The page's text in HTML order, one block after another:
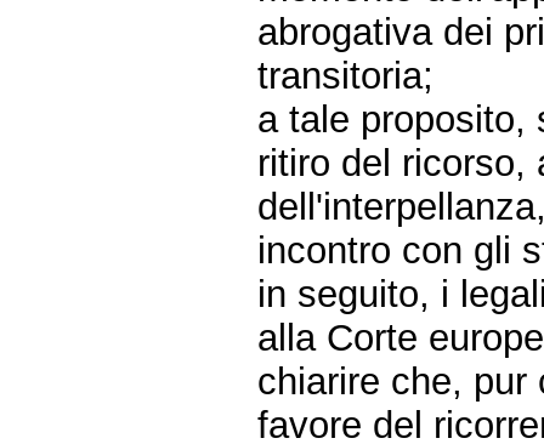
abrogativa dei
transitoria;
a tale proposito,
ritiro del ricorso,
incontro con gli
in seguito, i
alla Corte
chiarire che, pur
favore del